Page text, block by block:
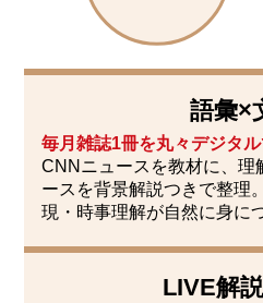
語彙×
毎月雑誌1冊を丸々デジタル
CNNニュースを教材に、理
ースを背景解説つきで整理
現・時事理解が自然に身に
LIVE解